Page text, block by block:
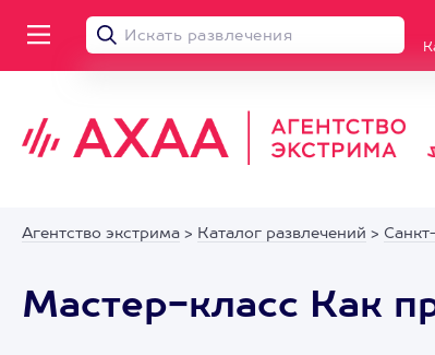
Агентство экстрима > Каталог развлечений >
Мастер-класс Как